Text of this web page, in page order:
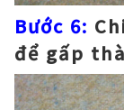
Bước 6:
để gấp